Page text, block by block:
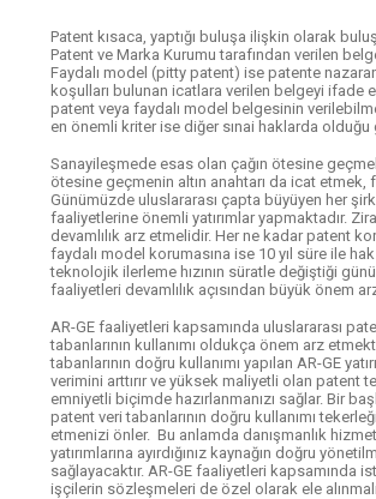
Patent kısaca, yaptığı buluşa ilişkin olarak
Patent ve Marka Kurumu tarafından verilen
Faydalı model (pitty patent) ise patente
koşulları bulunan icatlara verilen belgeyi ifade
patent veya faydalı model belgesinin
en önemli kriter ise diğer sınai haklarda olduğu
Sanayileşmede esas olan çağın ötesine
ötesine geçmenin altın anahtarı da icat etmek,
Günümüzde uluslararası çapta büyüyen her
faaliyetlerine önemli yatırımlar yapmaktadır.
devamlılık arz etmelidir. Her ne kadar patent
faydalı model korumasına ise 10 yıl süre ile
teknolojik ilerleme hızının süratle değiştiği
faaliyetleri devamlılık açısından büyük önem
AR-GE faaliyetleri kapsamında uluslararası
tabanlarının kullanımı oldukça önem arz
tabanlarının doğru kullanımı yapılan AR-GE
verimini arttırır ve yüksek maliyetli olan patent
emniyetli biçimde hazırlanmanızı sağlar. Bir
patent veri tabanlarının doğru kullanımı
etmenizi önler. Bu anlamda danışmanlık
yatırımlarına ayırdığınız kaynağın doğru
sağlayacaktır. AR-GE faaliyetleri kapsamında
işçilerin sözleşmeleri de özel olarak ele